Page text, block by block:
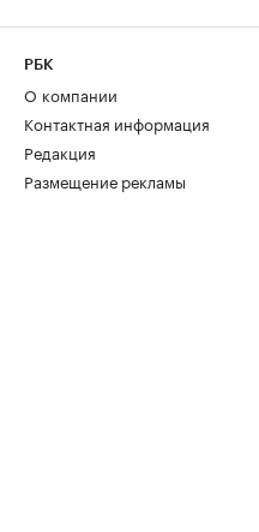
РБК
О компании
Контактная информация
Редакция
Размещение рекламы